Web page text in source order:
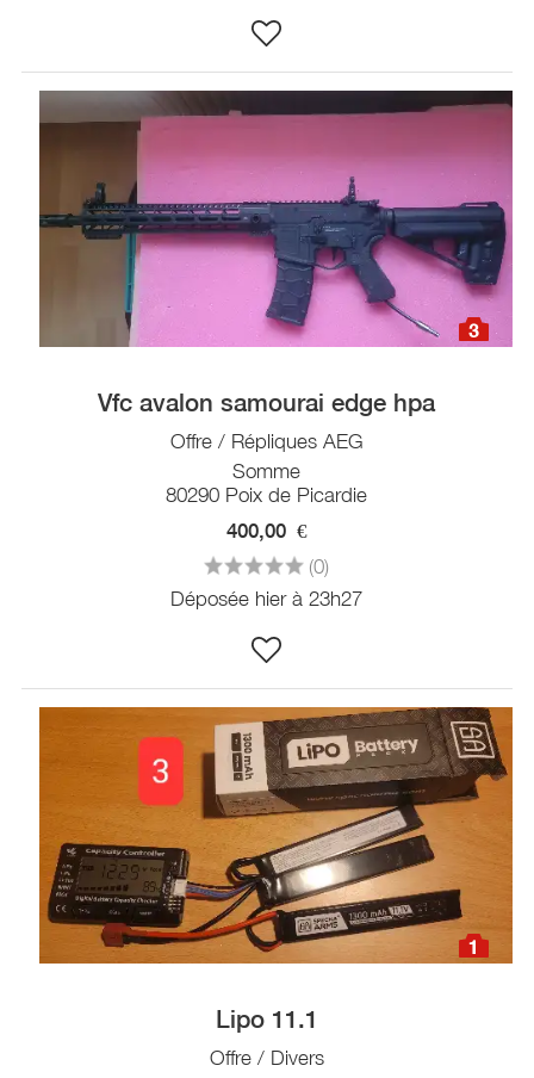
3
Vfc avalon samourai edge hpa
Offre / Répliques AEG
Somme
80290 Poix de Picardie
400,00 €
(0)
Déposée hier à 23h27
1
Lipo 11.1
Offre / Divers